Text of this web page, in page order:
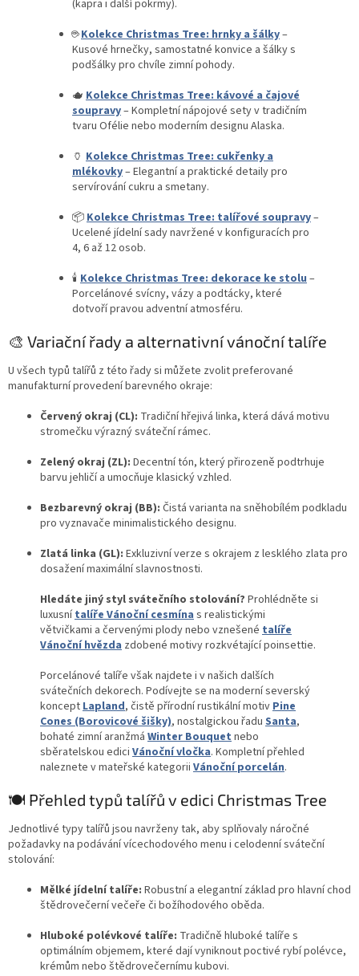
p
i
s
(kapra i další pokrmy).
☕Kolekce Christmas Tree: hrnky a šálky–
Kusové hrnečky, samostatné konvice a šálky s
podšálky pro chvíle zimní pohody.
🫖 Kolekce Christmas Tree: kávové a čajové
soupravy– Kompletní nápojové sety v tradičním
tvaru Ofélie nebo moderním designu Alaska.
🏺 Kolekce Christmas Tree: cukřenky a
mlékovky– Elegantní a praktické detaily pro
servírování cukru a smetany.
📦Kolekce Christmas Tree: talířové soupravy–
Ucelené jídelní sady navržené v konfiguracích pro
4, 6 až 12 osob.
🕯️ Kolekce Christmas Tree: dekorace ke stolu–
Porcelánové svícny, vázy a podtácky, které
dotvoří pravou adventní atmosféru.
🎨 Variační řady a alternativní vánoční talíře
U všech typů talířů z této řady si můžete zvolit preferované
manufakturní provedení barevného okraje:
Červený okraj (CL): Tradiční hřejivá linka, která dává motivu
stromečku výrazný sváteční rámec.
Zelený okraj (ZL): Decentní tón, který přirozeně podtrhuje
barvu jehličí a umocňuje klasický vzhled.
Bezbarevný okraj (BB): Čistá varianta na sněhobílém podkladu
pro vyznavače minimalistického designu.
Zlatá linka (GL): Exkluzivní verze s okrajem z lesklého zlata pro
dosažení maximální slavnostnosti.
Hledáte jiný styl svátečního stolování? Prohlédněte si
luxusnítalíře Vánoční cesmínas realistickými
větvičkami a červenými plody nebo vznešené talíře
Vánoční hvězda zdobené motivy rozkvétající poinsettie.
Porcelánové talíře však najdete i v našich dalších
svátečních dekorech. Podívejte se na moderní severský
konceptLapland, čistě přírodní rustikální motivPine
Cones (Borovicové šišky), nostalgickou řadu Santa,
bohaté zimní aranžmá Winter Bouquetnebo
sběratelskou edici Vánoční vločka. Kompletní přehled
naleznete v mateřské kategorii Vánoční porcelán.
🍽️ Přehled typů talířů v edici Christmas Tree
Jednotlivé typy talířů jsou navrženy tak, aby splňovaly náročné
požadavky na podávání vícechodového menu i celodenní sváteční
stolování:
Mělké jídelní talíře: Robustní a elegantní základ pro hlavní chod
štědrovečerní večeře či božíhodového oběda.
Hluboké polévkové talíře: Tradičně hluboké talíře s
optimálním objemem, které dají vyniknout poctivé rybí polévce,
krémům nebo štědrovečernímu kubovi.